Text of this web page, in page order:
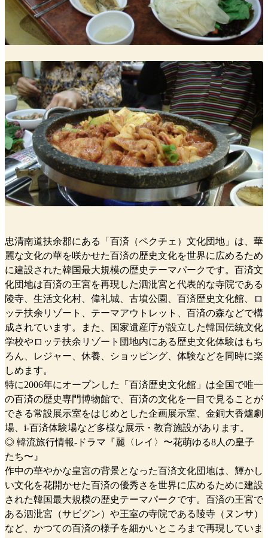
忠清南道扶余郡にある「百済（ペクチェ）文化団地」は、華
麗な文化の華を咲かせた百済の歴史文化を世界に広めるため
に建設された韓国最大規模の歴史テーマパークです。百済文
化団地は百済の王宮を再現した泗沘宮と代表的な寺院である
陵寺、生活文化村、偉礼城、古墳公園、百済歴史文化館、ロ
ッテ扶余リゾート、テーマアウトレット、百済の森などで構
成されています。また、国家遺産庁が設立した韓国伝統文化
学校やロッテ扶余リゾート団地内にある歴史文化体験はもち
ろん、レジャー、休養、ショッピング、体験などを同時に楽
しめます。
特に2006年にオープンした「百済歴史文化館」は全国で唯一
の百済の歴史専門博物館で、百済の文化を一目で見ることが
できる常設展示室をはじめとした企画展示室、金銅大香爐劇
場、i-百済体験場など多様な展示・教育施設があります。
◎ 韓流旅行情報-ドラマ『麗〈レイ〉〜花萌ゆる8人の皇子
たち〜』
作中の華やかな皇宮の背景となった百済文化団地は、輝かし
い文化を花開かせた百済の優秀さを世界に広めるために建設
された韓国最大規模の歴史テーマパークです。百済の王宮で
ある泗沘宮（サビグン）や王室の寺院である陵寺（ヌンサ）
など、かつての百済の様子を細かいところまで再現していま